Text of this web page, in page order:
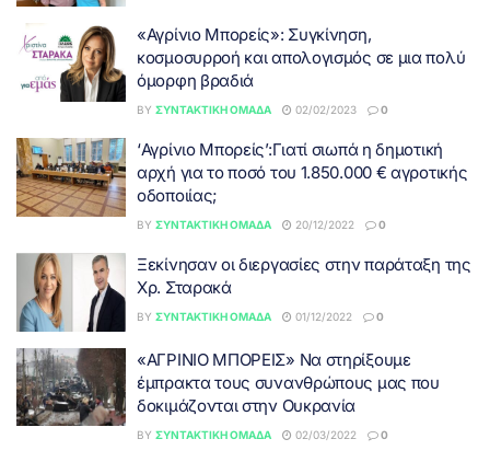
«Αγρίνιο Μπορείς»: Συγκίνηση,
κοσμοσυρροή και απολογισμός σε μια πολύ
όμορφη βραδιά
BY ΣΥΝΤΑΚΤΙΚΉ ΟΜΆΔΑ 02/02/2023 0
‘Αγρίνιο Μπορείς’:Γιατί σιωπά η δημοτική
αρχή για το ποσό του 1.850.000 € αγροτικής
οδοποιίας;
BY ΣΥΝΤΑΚΤΙΚΉ ΟΜΆΔΑ 20/12/2022 0
Ξεκίνησαν οι διεργασίες στην παράταξη της
Χρ. Σταρακά
BY ΣΥΝΤΑΚΤΙΚΉ ΟΜΆΔΑ 01/12/2022 0
«ΑΓΡΙΝΙΟ ΜΠΟΡΕΙΣ» Να στηρίξουμε
έμπρακτα τους συνανθρώπους μας που
δοκιμάζονται στην Ουκρανία
BY ΣΥΝΤΑΚΤΙΚΉ ΟΜΆΔΑ 02/03/2022 0